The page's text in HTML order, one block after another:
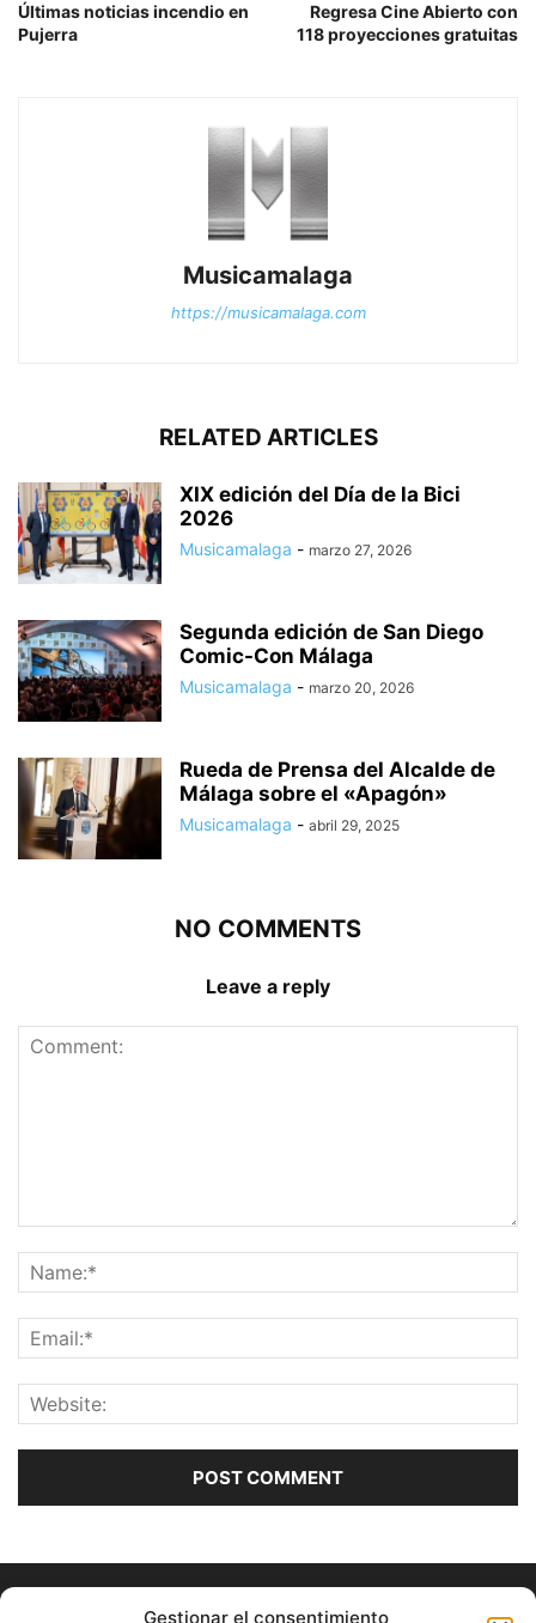
Gestionar el consentimiento
Últimas noticias incendio en
Pujerra
Regresa Cine Abierto con
118 proyecciones gratuitas
Musicamalaga
https://musicamalaga.com
RELATED ARTICLES
XIX edición del Día de la Bici
2026
Musicamalaga - marzo 27, 2026
Segunda edición de San Diego
Comic-Con Málaga
Musicamalaga - marzo 20, 2026
Rueda de Prensa del Alcalde de
Málaga sobre el «Apagón»
Musicamalaga - abril 29, 2025
NO COMMENTS
Leave a reply